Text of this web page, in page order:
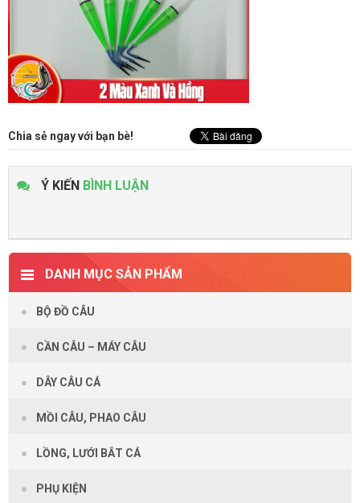
Chia sẻ ngay với bạn bè!
Ý KIẾN BÌNH LUẬN
DANH MỤC SẢN PHẨM
BỘ ĐỒ CÂU
CẦN CÂU – MÁY CÂU
DÂY CÂU CÁ
MỒI CÂU, PHAO CÂU
LỒNG, LƯỚI BẮT CÁ
PHỤ KIỆN